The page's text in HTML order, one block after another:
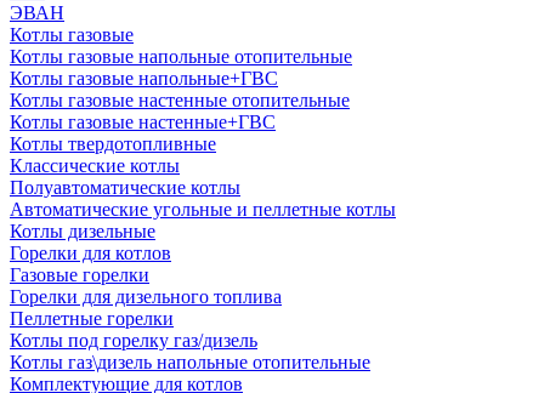
ЭВАН
Котлы газовые
Котлы газовые напольные отопительные
Котлы газовые напольные+ГВС
Котлы газовые настенные отопительные
Котлы газовые настенные+ГВС
Котлы твердотопливные
Классические котлы
Полуавтоматические котлы
Автоматические угольные и пеллетные котлы
Котлы дизельные
Горелки для котлов
Газовые горелки
Горелки для дизельного топлива
Пеллетные горелки
Котлы под горелку газ/дизель
Котлы газ\дизель напольные отопительные
Комплектующие для котлов